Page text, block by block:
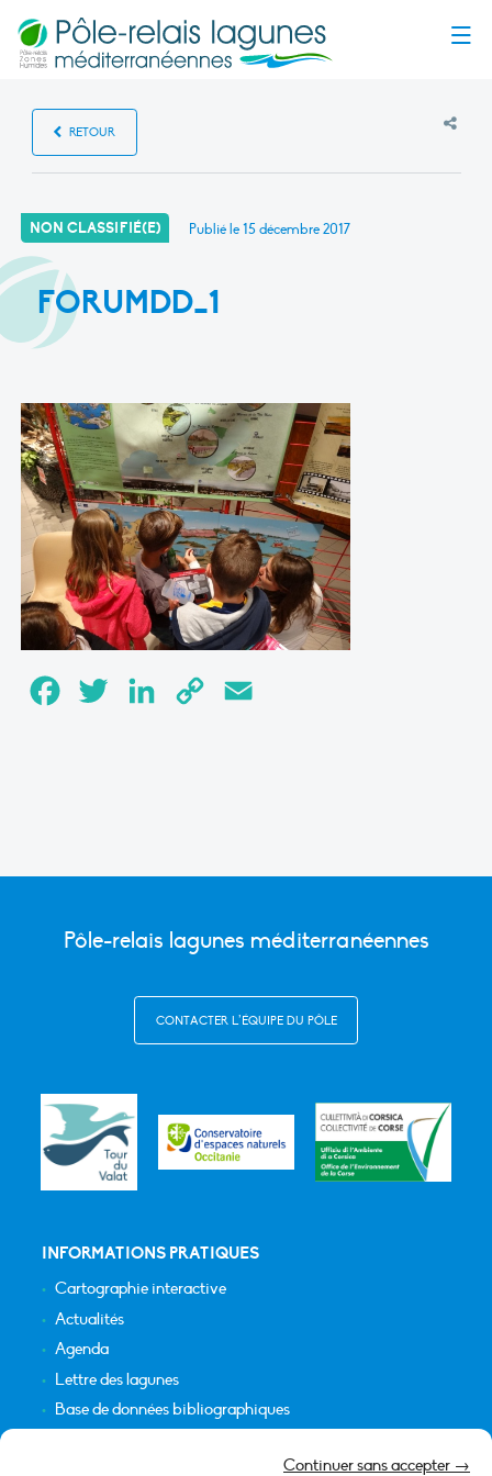
Continuer sans accepter →
RETOUR
NON CLASSIFIÉ(E) Publié le15 décembre 2017
FORUMDD_1
FacebookTwitter LinkedInCopy
Pôle-relais lagunes méditerranéennes
CONTACTER L’ÉQUIPE DU PÔLE
INFORMATIONS PRATIQUES
Cartographie interactive
Actualités
Agenda
Lettre des lagunes
Base de données bibliographiques